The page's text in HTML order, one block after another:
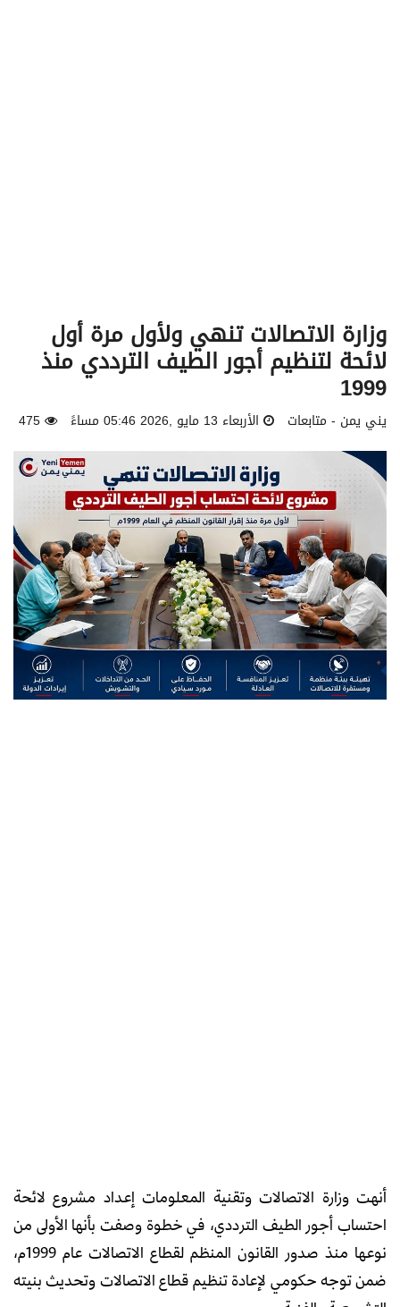
وزارة الاتصالات تنهي ولأول مرة أول
لائحة لتنظيم أجور الطيف الترددي منذ
1999
يني يمن - متابعات الأربعاء 13 مايو ,2026 05:46 مساءً 475
أنهت وزارة الاتصالات وتقنية المعلومات إعداد مشروع لائحة
احتساب أجور الطيف الترددي، في خطوة وصفت بأنها الأولى من
نوعها منذ صدور القانون المنظم لقطاع الاتصالات عام 1999م،
ضمن توجه حكومي لإعادة تنظيم قطاع الاتصالات وتحديث بنيته